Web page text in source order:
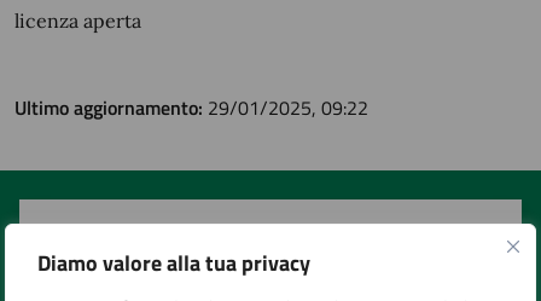
Diamo valore alla tua privacy
licenza aperta
Ultimo aggiornamento: 29/01/2025, 09:22
Quanto sono chiare le informazioni su questa
pagina?